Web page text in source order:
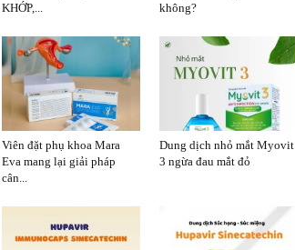
KHỚP,...
không?
Viên đặt phụ khoa Mara
Eva mang lại giải pháp
cân...
Dung dịch nhỏ mắt Myovit
3 ngừa đau mắt đỏ